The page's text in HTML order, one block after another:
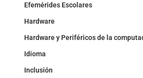
Efemérides Escolares
Hardware
Hardware y Periféricos de la
Idioma
Inclusión